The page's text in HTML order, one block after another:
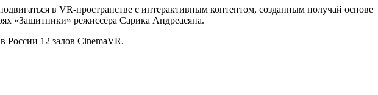
в VR-пространстве с интерактивным контентом, созданным получай основе
«Защитники» режиссёра Сарика Андреасяна.
России 12 залов CinemaVR.